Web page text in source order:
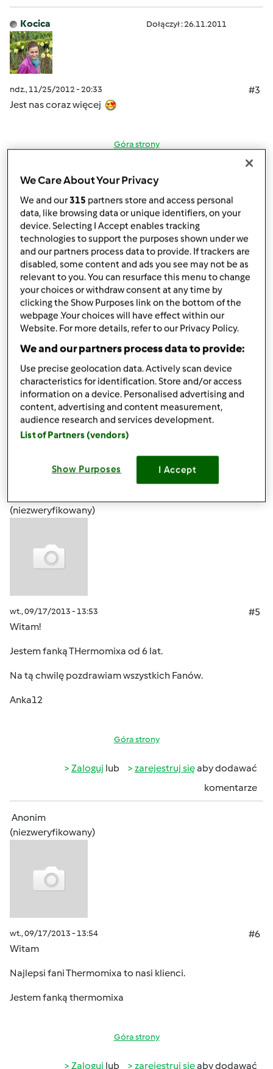
Kocica Dołączył : 26.11.2011
ndz., 11/25/2012 - 20:33
#3
Jest nas coraz więcej
Góra strony
Zaloguj
kara (niezweryfikowany)
wt., 01/01/2013 - 15:02
wątku wrócę ,ale po forum będę się kręcić
pozdr k
Góra strony
(niezweryfikowany)
wt., 09/17/2013 - 13:53
#5
Witam!
Jestem fanką THermomixa od 6 lat.
Na tą chwilę pozdrawiam wszystkich Fanów.
Anka12
Góra strony
Zaloguj lub zarejestruj sięaby dodawać
komentarze
Anonim
(niezweryfikowany)
wt., 09/17/2013 - 13:54
#6
Witam
Najlepsi fani Thermomixa to nasi klienci.
Jestem fanką thermomixa
Góra strony
Zaloguj lub zarejestruj sięaby dodawać
We Care About Your Privacy
We and our315 partners store and access personal
data, like browsing data or unique identifiers, on your
device. Selecting I Accept enables tracking
technologies to support the purposes shown under we
and our partners process data to provide. If trackers are
disabled, some content and ads you see may not be as
relevant to you. You can resurface this menu to change
your choices or withdraw consent at any time by
clicking the Show Purposes link on the bottom of the
webpage .Your choices will have effect within our
Website. For more details, refer to our Privacy Policy.
We and our partners process data to provide:
Use precise geolocation data. Actively scan device
characteristics for identification. Store and/or access
information on a device. Personalised advertising and
content, advertising and content measurement,
audience research and services development.
List of Partners (vendors)
Show Purposes I Accept